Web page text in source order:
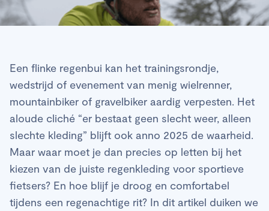
Een flinke regenbui kan het trainingsrondje,
wedstrijd of evenement van menig wielrenner,
mountainbiker of gravelbiker aardig verpesten. Het
aloude cliché “er bestaat geen slecht weer, alleen
slechte kleding” blijft ook anno 2025 de waarheid.
Maar waar moet je dan precies op letten bij het
kiezen van de juiste regenkleding voor sportieve
fietsers? En hoe blijf je droog en comfortabel
tijdens een regenachtige rit? In dit artikel duiken we